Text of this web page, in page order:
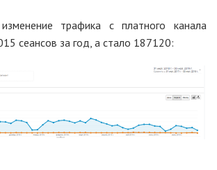
трафика с платного канала
сеансов за год, а стало 187120: